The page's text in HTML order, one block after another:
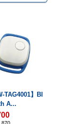
TAG4001】Bl
A...